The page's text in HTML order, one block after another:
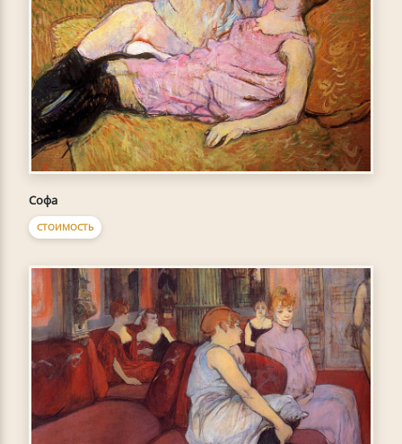
Софа
СТОИМОСТЬ